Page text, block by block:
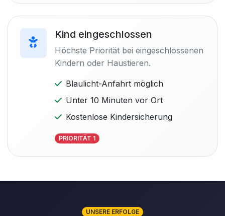
Kind eingeschlossen
Höchste Priorität bei eingeschlossenen
Kindern oder Haustieren.
Blaulicht-Anfahrt möglich
Unter 10 Minuten vor Ort
Kostenlose Kindersicherung
PRIORITÄT 1
UNSERE ERFOLGE